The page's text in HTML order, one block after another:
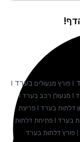
בערדI
החלפת מנעולים בערד I החלפת צילינדר בערד I מנעולן רכב בערד I
מנעולן לרכב בערד I מפתח לרכב בערד I תיקון דלתות בערד I פריצת
כספות בערד I פריצת רכבים בערד I פורץ דלתות בערד I פתיחת דלתות